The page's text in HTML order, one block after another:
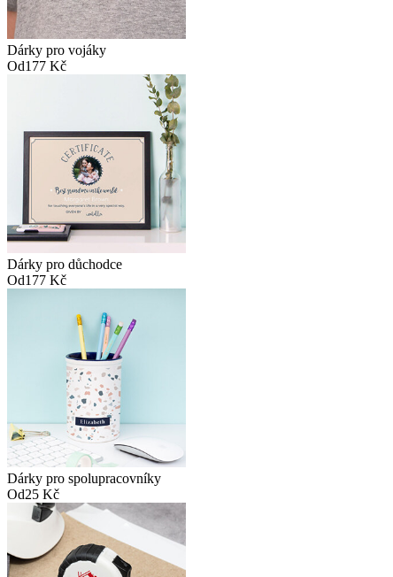
Dárky pro vojáky
Od177 Kč
Dárky pro důchodce
Od177 Kč
Dárky pro spolupracovníky
Od25 Kč